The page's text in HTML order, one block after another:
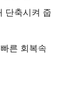
단축시켜 줍
른 회복속